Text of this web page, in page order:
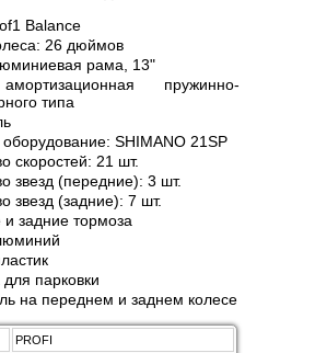
Balance
26 дюймов
рама, 13"
пружинно-
типа
SHIMANO 21SP
скоростей: 21 шт.
звезд (передние): 3 шт.
звезд (задние): 7 шт.
задние тормоза
парковки
на переднем и заднем колесе
PROFI